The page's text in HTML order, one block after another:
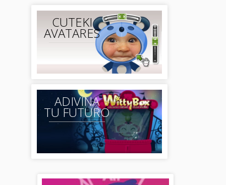
CUTEKI
AVATARES
ADIVINA
TU FUTURO